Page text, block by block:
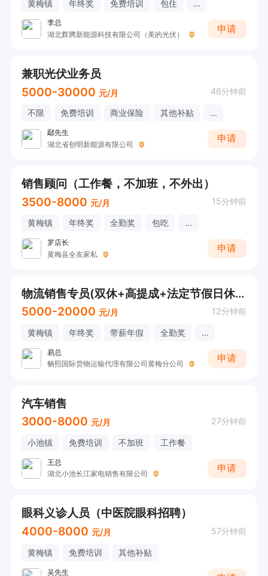
黄梅镇 年终奖 免费培训 包住 ...
李总
湖北辉腾新能源科技有限公司（美的光伏）
申请
兼职光伏业务员
5000-30000 元/月 46分钟前
不限 免费培训 商业保险 其他补贴 ...
鄢先生
湖北省创明新能源有限公司
申请
销售顾问（工作餐，不加班，不外出）
3500-8000 元/月 15分钟前
黄梅镇 年终奖 全勤奖 包吃 ...
罗店长
黄梅县全友家私
申请
物流销售专员(双休+高提成+法定节假日休息）
5000-20000 元/月 12分钟前
黄梅镇 年终奖 带薪年假 全勤奖 ...
易总
畅熙国际货物运输代理有限公司黄梅分公司
申请
汽车销售
3000-8000 元/月 27分钟前
小池镇 免费培训 不加班 工作餐
王总
湖北小池长江家电销售有限公司
申请
眼科义诊人员（中医院眼科招聘）
4000-8000 元/月 57分钟前
黄梅镇 免费培训 其他补贴
吴先生